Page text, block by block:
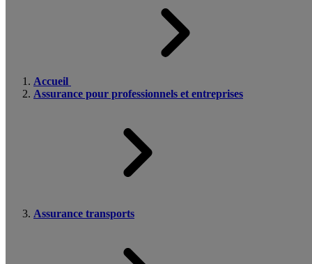
Accueil
Assurance pour professionnels et entreprises
Assurance transports